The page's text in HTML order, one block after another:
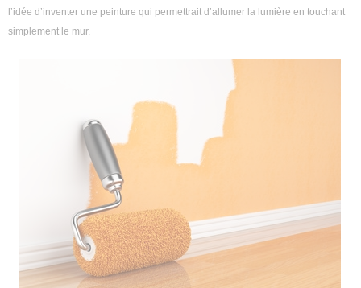
Aménagement extérieur
l’idée d’inventer une peinture qui permettrait d’allumer la lumière en touchant
simplement le mur.